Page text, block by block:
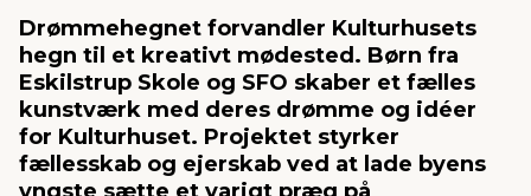
brædder
& ophæng
& opbevaring
& persienner
& ventilation
kloak
Home
& kemikalier
& fugemasse
maskiner
spande
underholdning
Drømmehegnet forvandler Kulturhusets
hegn til et kreativt mødested. Børn fra
Eskilstrup Skole og SFO skaber et fælles
kunstværk med deres drømme og idéer
for Kulturhuset. Projektet styrker
fællesskab og ejerskab ved at lade byens